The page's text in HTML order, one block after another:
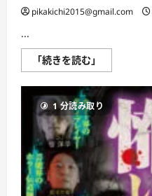
pikakichi2015@gmail.com
...
「続きを読む」
夜
の
怪
談
2021
真
夏
の
怖
話
34
1 分読み取り